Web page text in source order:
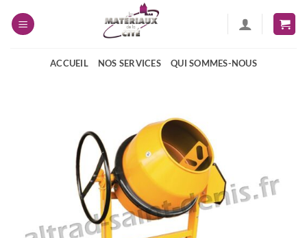
ACCUEIL NOS SERVICES QUI SOMMES-NOUS